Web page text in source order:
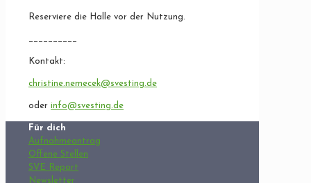
Reserviere die Halle vor der Nutzung.
__________
Kontakt:
christine.nemecek@svesting.de
oder info@svesting.de
Für dich
Aufnahmeantrag
Offene Stellen
SVE Report
Newsletter